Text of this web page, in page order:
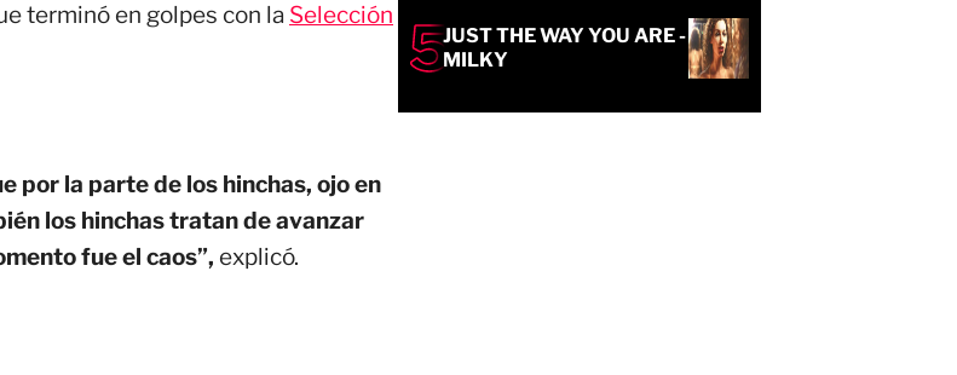
terminó en golpes con la Selección
por la parte de los hinchas, ojo en
los hinchas tratan de avanzar
fue el caos”, explicó.
JUST THE WAY YOU ARE -
MILKY